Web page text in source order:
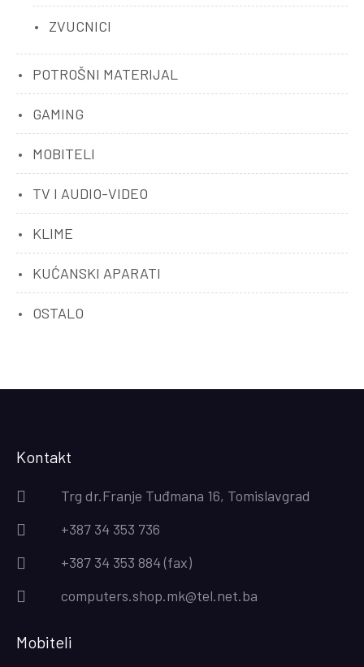
ZVUCNICI
POTROŠNI MATERIJAL
GAMING
MOBITELI
TV I AUDIO-VIDEO
KLIME
KUĆANSKI APARATI
OSTALO
Kontakt
Trg dr.Franje Tuđmana 16, Tomislavgrad
+387 34 353 736
+387 34 353 884 (fax)
computers.shop.mk@tel.net.ba
Mobiteli